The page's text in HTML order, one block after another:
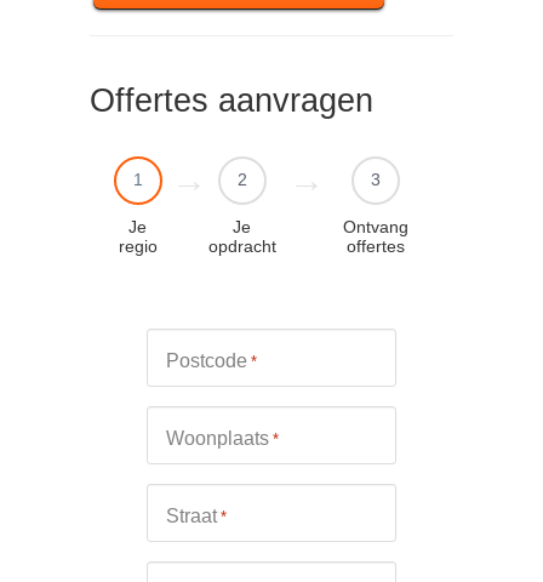
Offertes aanvragen
1
Je
regio
2
Je
opdracht
3
Ontvang
offertes
Postcode *
Woonplaats *
Straat *